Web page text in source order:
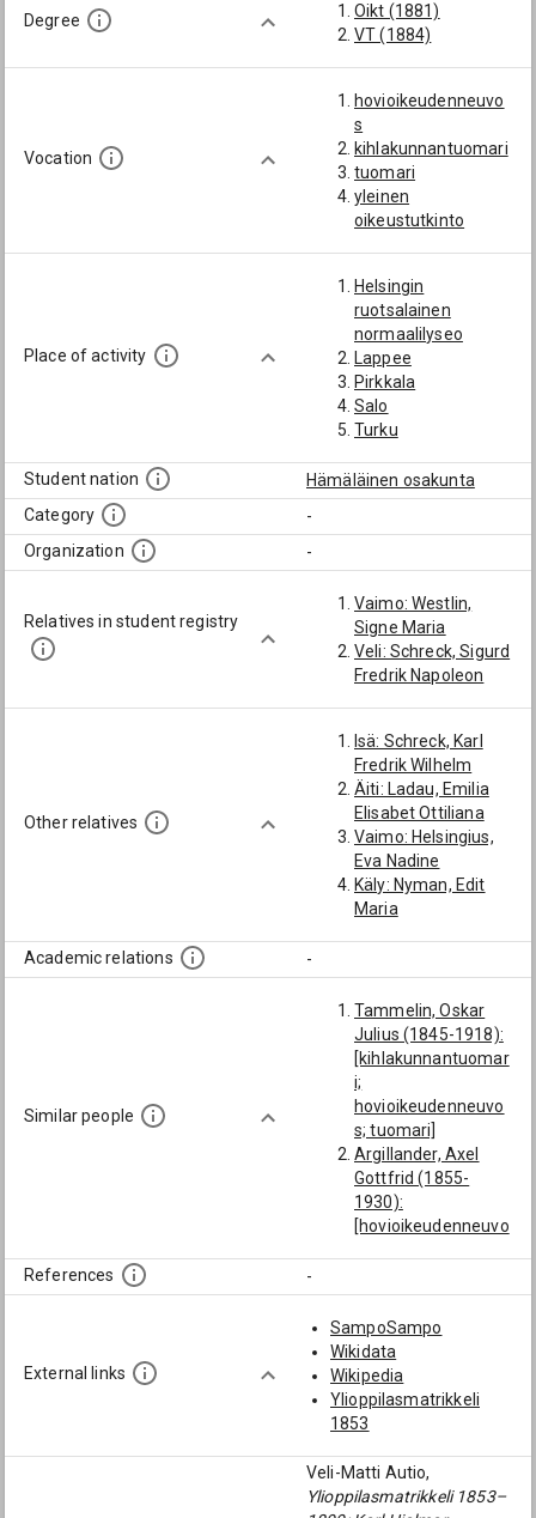
Degree
Oikt (1881)
VT (1884)
Vocation
hovioikeudenneuvo
s
kihlakunnantuomari
tuomari
yleinen
oikeustutkinto
Place of activity
Helsingin
ruotsalainen
normaalilyseo
Lappee
Pirkkala
Salo
Turku
Student nation
Hämäläinen osakunta
Category
-
Organization
-
Relatives in student registry
Vaimo: Westlin,
Signe Maria
Veli: Schreck, Sigurd
Fredrik Napoleon
Other relatives
Isä: Schreck, Karl
Fredrik Wilhelm
Äiti: Ladau, Emilia
Elisabet Ottiliana
Vaimo: Helsingius,
Eva Nadine
Käly: Nyman, Edit
Maria
Academic relations -
Similar people
Tammelin, Oskar
Julius (1845-1918):
[kihlakunnantuomar
i;
hovioikeudenneuvo
s; tuomari]
Argillander, Axel
Gottfrid (1855-
1930):
[hovioikeudenneuvo
Bronikowsky,
Hjalmar Fredrik
(1858-1929):
[hovioikeudenneuvo
s; tuomari]
Brodén, Olof
[kihlakunnantuomar
i; tuomari]
Boisman, Torsten
References -
External links
SampoSampo
Wikidata
Wikipedia
Ylioppilasmatrikkeli
1853
Veli-Matti Autio,
Ylioppilasmatrikkeli 1853–